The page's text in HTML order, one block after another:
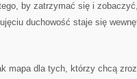
by zatrzymać się i
duchowość staje się
mapa dla tych, którzy chcą